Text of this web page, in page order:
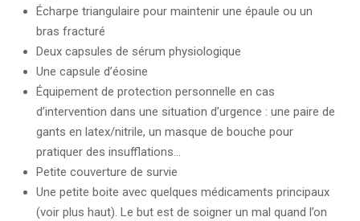
Écharpe triangulaire pour maintenir une épaule ou un
bras fracturé
Deux capsules de sérum physiologique
Une capsule d’éosine
Équipement de protection personnelle en cas
d’intervention dans une situation d’urgence : une paire de
gants en latex/nitrile, un masque de bouche pour
pratiquer des insufflations…
Petite couverture de survie
Une petite boite avec quelques médicaments principaux
(voir plus haut). Le but est de soigner un mal quand l’on